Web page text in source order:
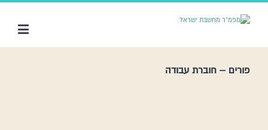
פורים – חוברת עבודה